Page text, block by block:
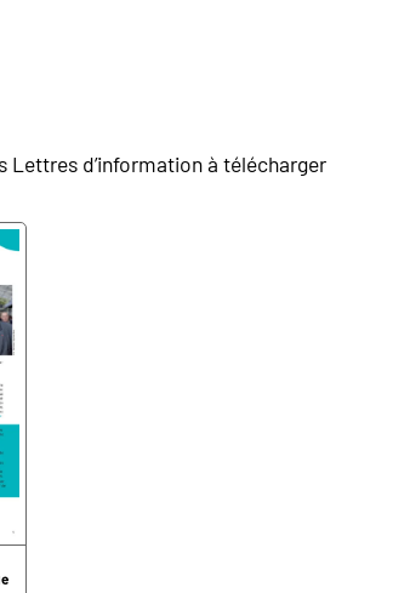
Lettres d’information à télécharger